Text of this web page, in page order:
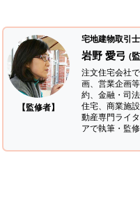
【監修者】
宅地建物取引
岩野 愛弓 (
注文住宅会社
画、営業企画
約、金融・司
住宅、商業施
動産専門ライ
アで執筆・監修